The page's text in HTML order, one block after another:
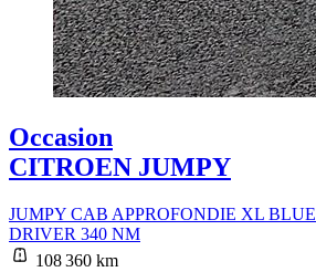
Occasion
CITROEN JUMPY
JUMPY CAB APPROFONDIE XL
DRIVER 340 NM
108 360 km